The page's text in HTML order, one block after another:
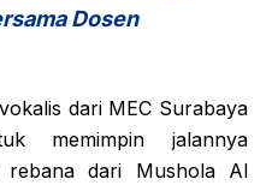
Dosen
dari MEC Surabaya
memimpin jalannya
rebana dari Mushola Al